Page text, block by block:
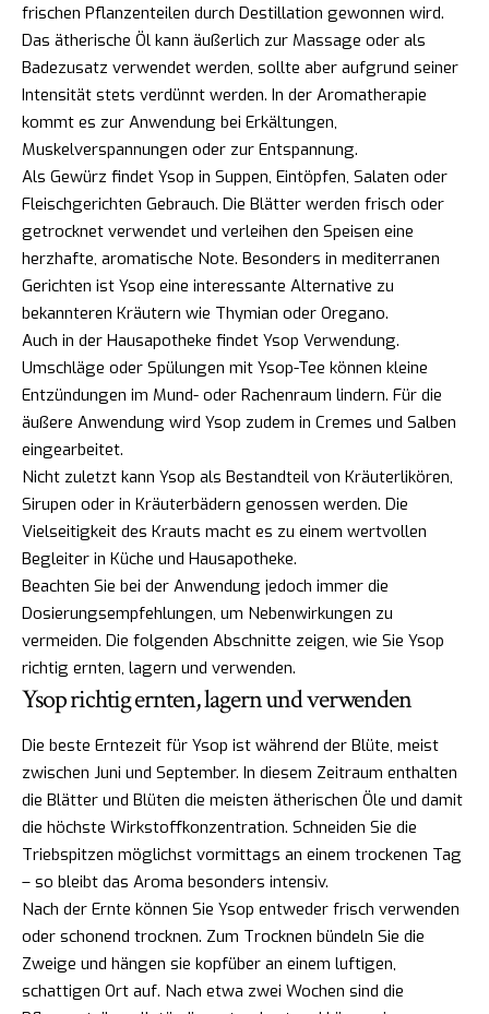
frischen Pflanzenteilen durch Destillation gewonnen wird.
Das ätherische Öl kann äußerlich zur Massage oder als
Badezusatz verwendet werden, sollte aber aufgrund seiner
Intensität stets verdünnt werden. In der Aromatherapie
kommt es zur Anwendung bei Erkältungen,
Muskelverspannungen oder zur Entspannung.
Als Gewürz findet Ysop in Suppen, Eintöpfen, Salaten oder
Fleischgerichten Gebrauch. Die Blätter werden frisch oder
getrocknet verwendet und verleihen den Speisen eine
herzhafte, aromatische Note. Besonders in mediterranen
Gerichten ist Ysop eine interessante Alternative zu
bekannteren Kräutern wie Thymian oder Oregano.
Auch in der Hausapotheke findet Ysop Verwendung.
Umschläge oder Spülungen mit Ysop-Tee können kleine
Entzündungen im Mund- oder Rachenraum lindern. Für die
äußere Anwendung wird Ysop zudem in Cremes und Salben
eingearbeitet.
Nicht zuletzt kann Ysop als Bestandteil von Kräuterlikören,
Sirupen oder in Kräuterbädern genossen werden. Die
Vielseitigkeit des Krauts macht es zu einem wertvollen
Begleiter in Küche und Hausapotheke.
Beachten Sie bei der Anwendung jedoch immer die
Dosierungsempfehlungen, um Nebenwirkungen zu
vermeiden. Die folgenden Abschnitte zeigen, wie Sie Ysop
richtig ernten, lagern und verwenden.
Ysop richtig ernten, lagern und verwenden
Die beste Erntezeit für Ysop ist während der Blüte, meist
zwischen Juni und September. In diesem Zeitraum enthalten
die Blätter und Blüten die meisten ätherischen Öle und damit
die höchste Wirkstoffkonzentration. Schneiden Sie die
Triebspitzen möglichst vormittags an einem trockenen Tag
– so bleibt das Aroma besonders intensiv.
Nach der Ernte können Sie Ysop entweder frisch verwenden
oder schonend trocknen. Zum Trocknen bündeln Sie die
Zweige und hängen sie kopfüber an einem luftigen,
schattigen Ort auf. Nach etwa zwei Wochen sind die